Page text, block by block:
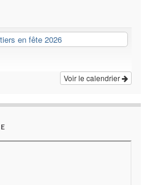
en fête 2026
Voir le calendrier